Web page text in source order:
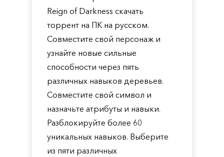
Reign of Darkness скачать
торрент на ПК на русском.
Совместите свой персонаж и
узнайте новые сильные
способности через пять
различных навыков деревьев.
Совместите свой символ и
назначьте атрибуты и навыки.
Разблокируйте более 60
уникальных навыков. Выберите
из пяти различных